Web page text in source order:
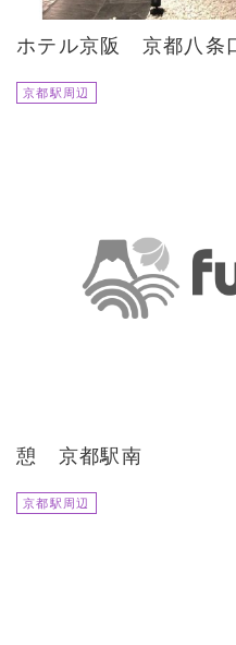
ホテル京阪 京都八条
京都駅周辺
憩 京都駅南
京都駅周辺